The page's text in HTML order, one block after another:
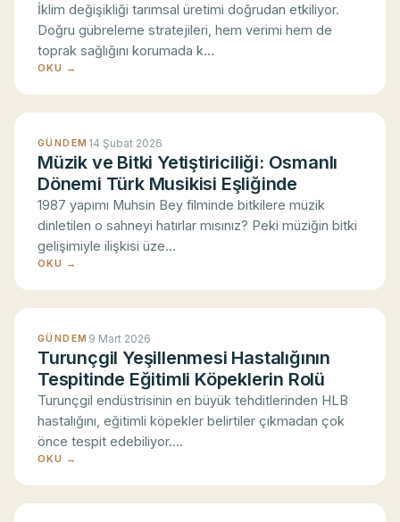
İklim değişikliği tarımsal üretimi doğrudan etkiliyor.
Doğru gübreleme stratejileri, hem verimi hem de
toprak sağlığını korumada k…
OKU →
GÜNDEM 14 Şubat 2026
Müzik ve Bitki Yetiştiriciliği: Osmanlı
Dönemi Türk Musikisi Eşliğinde
1987 yapımı Muhsin Bey filminde bitkilere müzik
dinletilen o sahneyi hatırlar mısınız? Peki müziğin bitki
gelişimiyle ilişkisi üze…
OKU →
GÜNDEM 9 Mart 2026
Turunçgil Yeşillenmesi Hastalığının
Tespitinde Eğitimli Köpeklerin Rolü
Turunçgil endüstrisinin en büyük tehditlerinden HLB
hastalığını, eğitimli köpekler belirtiler çıkmadan çok
önce tespit edebiliyor.…
OKU →
Zorunlu çerezler